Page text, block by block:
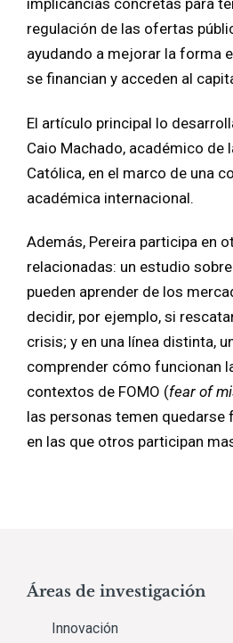
implicancias concretas para
regulación de las ofertas
ayudando a mejorar la forma
se financian y acceden al
El artículo principal lo
Caio Machado, académico de
Católica, en el marco de una
académica internacional.
Además, Pereira participa en
relacionadas: un estudio
pueden aprender de los
decidir, por ejemplo, si
crisis; y en una línea distinta,
comprender cómo funcionan
contextos de FOMO (fear of
las personas temen quedarse
en las que otros participan
Áreas de investigación
Innovación